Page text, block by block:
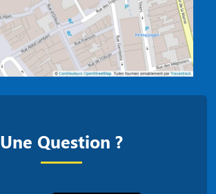
Une Question ?